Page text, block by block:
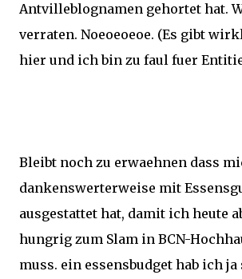
Antvilleblognamen gehortet hat.
verraten. Noeoeoeoe. (Es gibt
hier und ich bin zu faul fuer
Bleibt noch zu erwaehnen dass
dankenswerterweise mit
ausgestattet hat, damit ich heute
hungrig zum Slam in BCN-
muss. ein essensbudget hab ich